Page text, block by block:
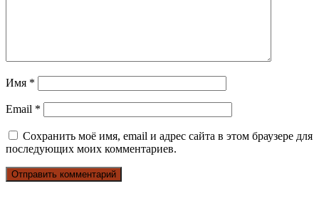
Имя *
Email *
Сохранить моё имя, email и адрес сайта в этом браузере для
последующих моих комментариев.